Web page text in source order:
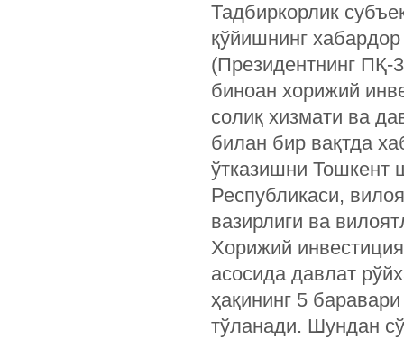
Тадбиркорлик
қўйишнинг
(Президентнинг ПҚ-
биноан хорижий
солиқ хизмати ва
билан бир вақтда
ўтказишни Тошкент
Республикаси,
вазирлиги ва
Хорижий
асосида давлат
ҳақининг 5
тўланади. Шундан